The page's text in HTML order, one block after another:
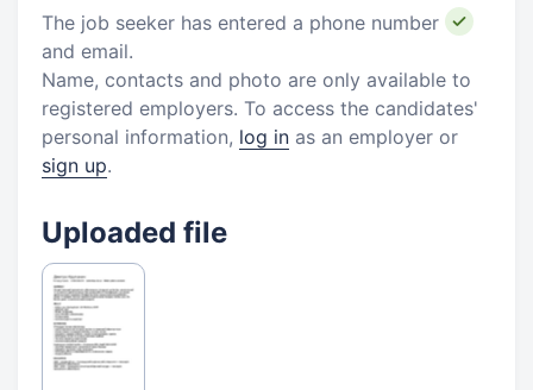
The job seeker has entered a phone number
and email.
Name, contacts and photo are only available to
registered employers. To access the candidates'
personal information, log in as an employer or
sign up.
Uploaded file